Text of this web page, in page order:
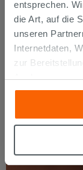
entsprechen.
die Art, auf die
unseren
Internetdaten,
zur
Analyse
anderen
die sie
gesammelt
möchten oder
Zustimmung